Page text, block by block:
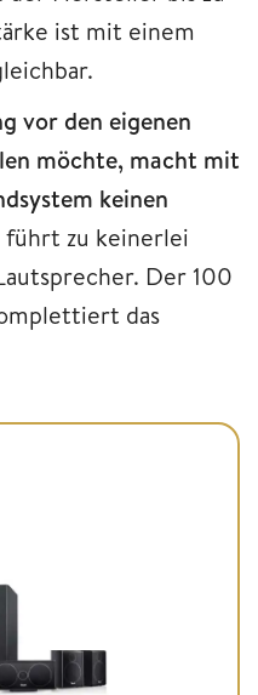
ist mit einem
vor den eigenen
möchte, macht mit
keinen
führt zu keinerlei
Der 100
das